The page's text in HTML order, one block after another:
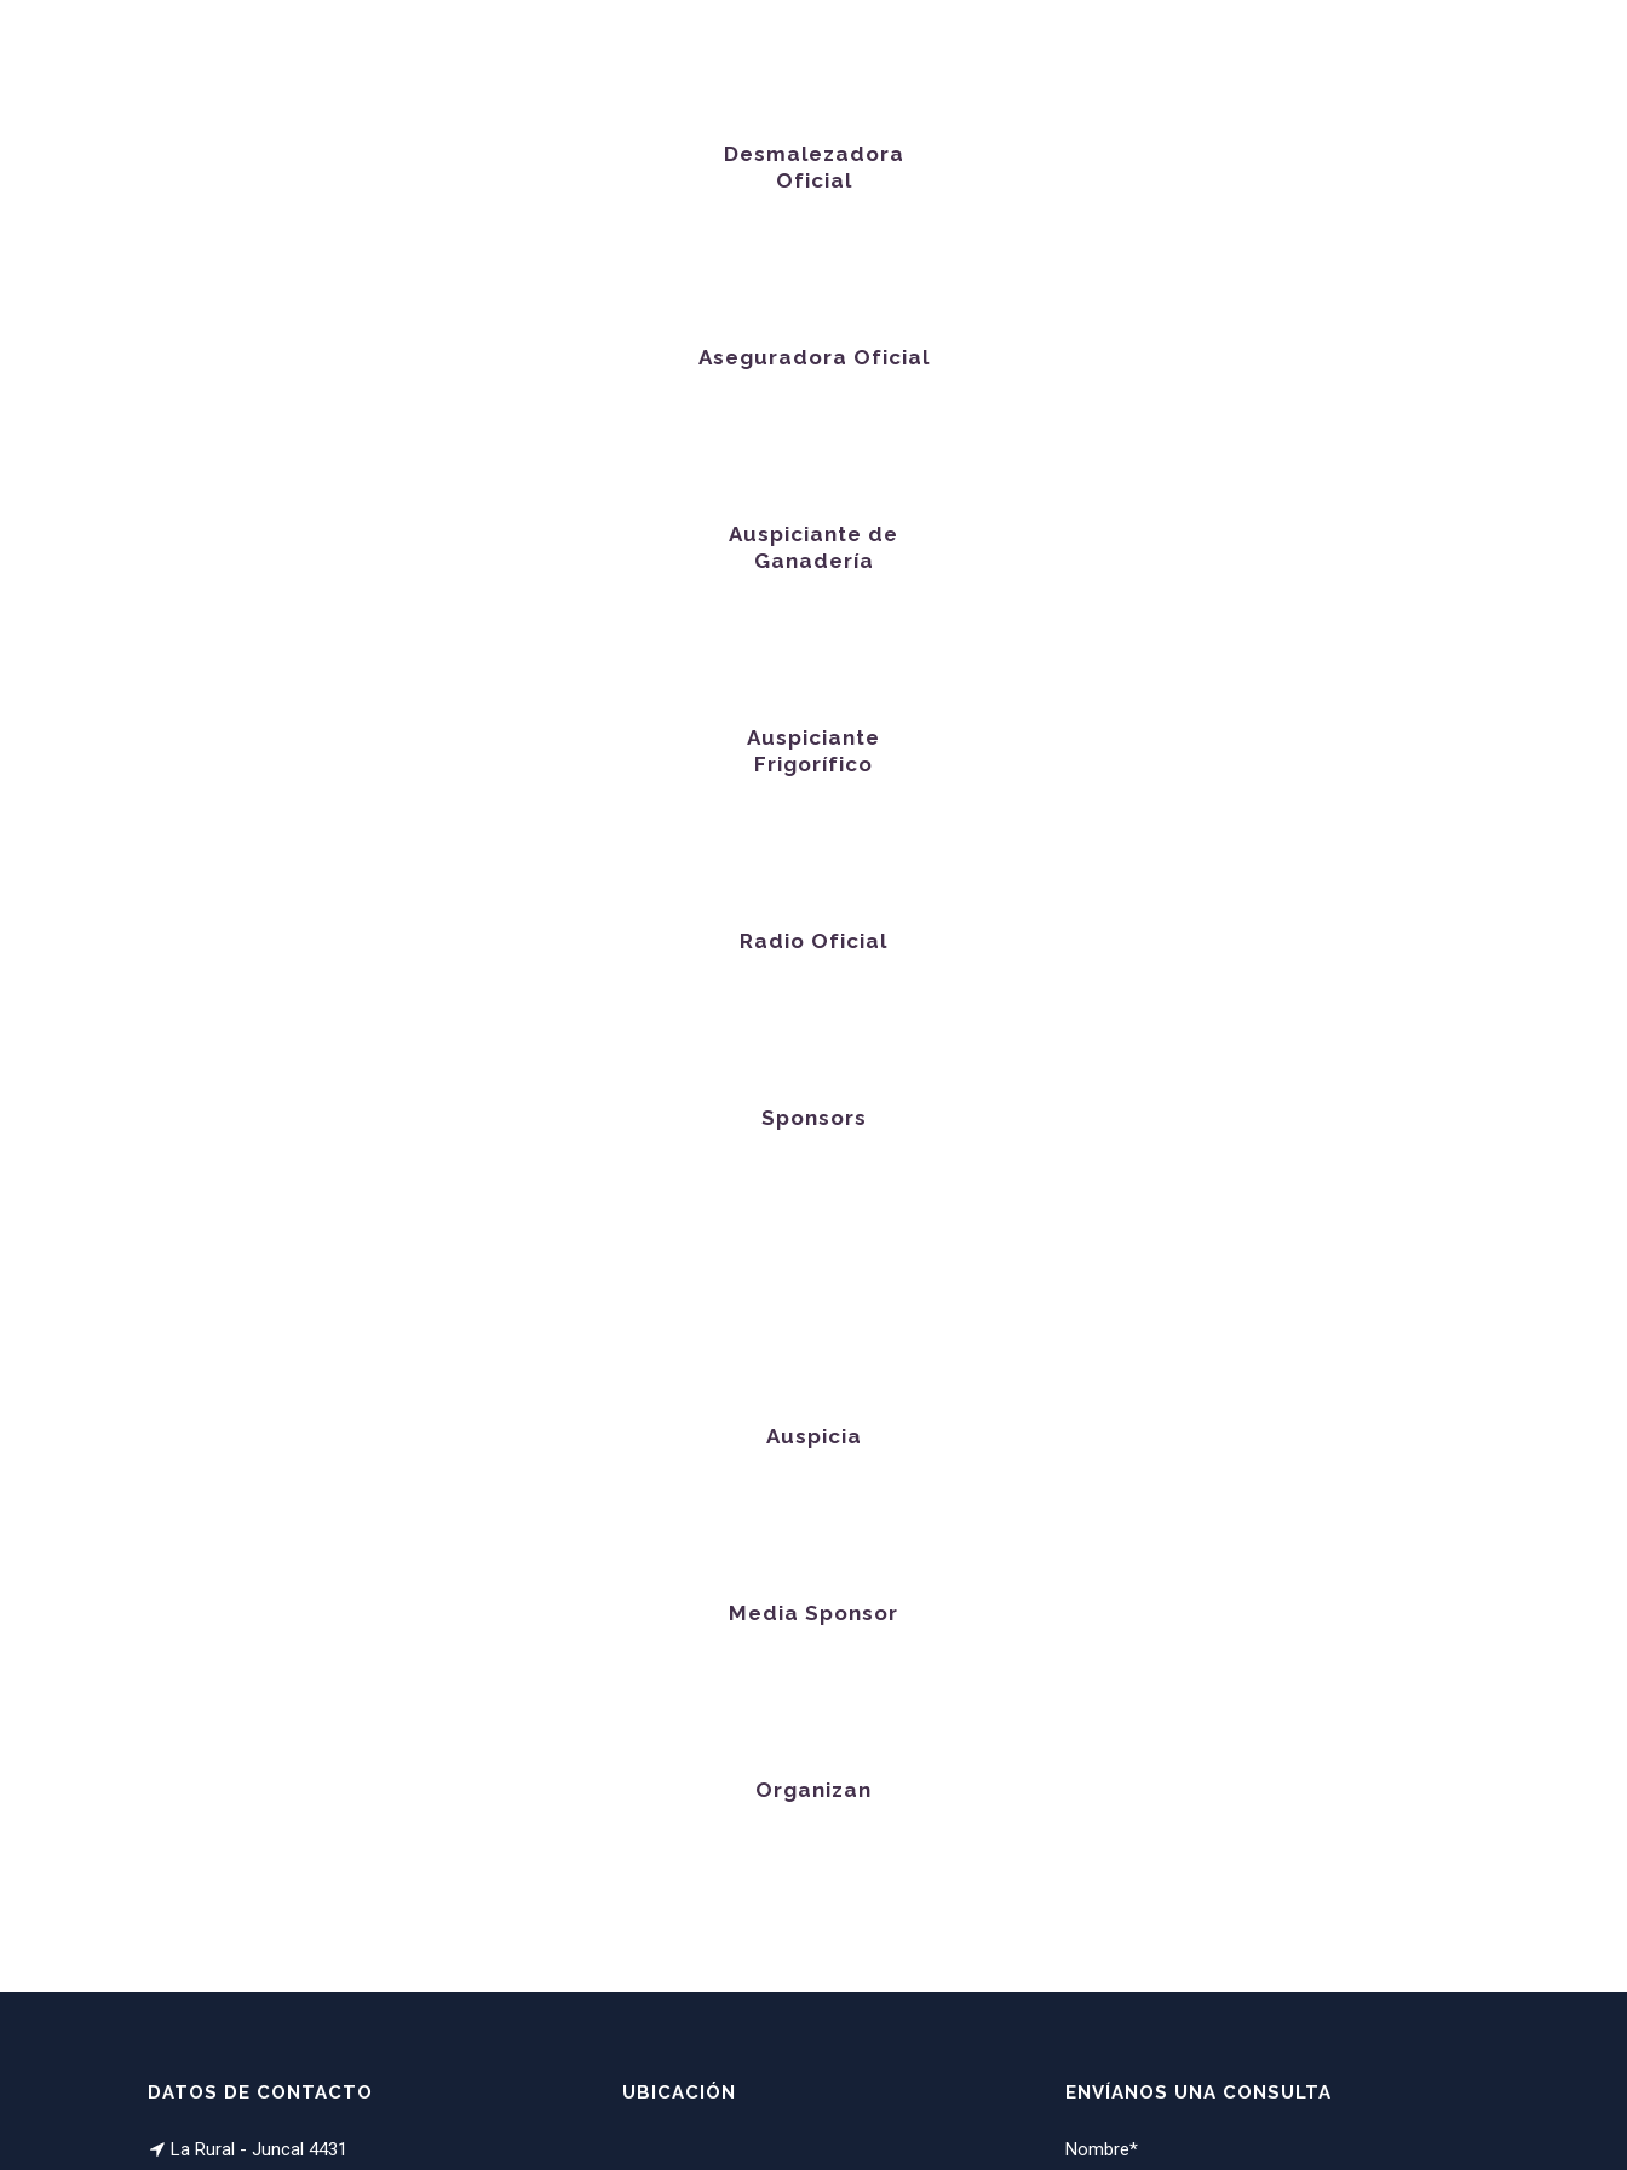
Desmalezadora
Oficial
Aseguradora Oficial
Auspiciante de
Ganadería
Auspiciante
Frigorífico
Radio Oficial
Sponsors
Auspicia
Media Sponsor
Organizan
DATOS DE CONTACTO
La Rural - Juncal 4431
UBICACIÓN ENVÍANOS UNA CONSULTA
Nombre*